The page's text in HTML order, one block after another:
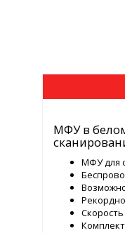
МФУ в
МФУ для